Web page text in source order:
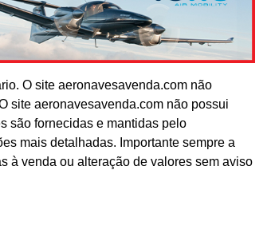
O site aeronavesavenda.com não
site aeronavesavenda.com não possui
são fornecidas e mantidas pelo
mais detalhadas. Importante sempre a
à venda ou alteração de valores sem aviso